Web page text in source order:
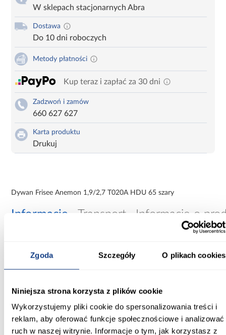
Zgoda Szczegóły O plikach cookies
Niniejsza strona korzysta z plików cookie
Wykorzystujemy pliki cookie do spersonalizowania treści i
reklam, aby oferować funkcje społecznościowe i analizować
ruch w naszej witrynie. Informacje o tym, jak korzystasz z
W sklepach stacjonarnych Abra
Dostawa
Do 10 dni roboczych
Metody płatności
Kup teraz i zapłać za 30 dni
Zadzwoń i zamów
660 627 627
Karta produktu
Drukuj
Dywan Frisee Anemon 1,9/2,7 T020A HDU 65 szary
Informacje Transport Informacje o
190.00
270